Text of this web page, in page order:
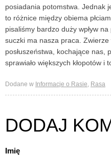
posiadania potomstwa. Jednak
to różnice między obiema
pisaliśmy bardzo duży wpływ
suczki ma nasza praca.
posłuszeństwa, kochające nas,
sprawiało większych kłopotów i
Dodane w Informacje o Rasie Rasa
DODAJ
Imię